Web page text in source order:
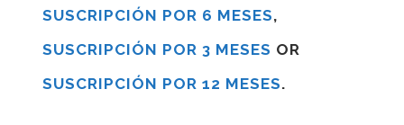
SUSCRIPCIÓN POR 6 MESES,
SUSCRIPCIÓN POR 3 MESES OR
SUSCRIPCIÓN POR 12 MESES.